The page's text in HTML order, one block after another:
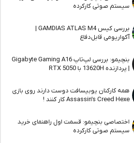
سیستم صوتی کارکرده
بررسی کیس GAMDIAS ATLAS M4 |
آکواریومی قابل‌دفاع
بنچیمو: بررسی لپ‌تاپ Gigabyte Gaming A16
| پردازنده 13620H با RTX 5050
همه کارکنان یوبیسافت دوست دارند روی بازی
Assassin’s Creed Hexe کار کنند !
اختصاصی بنچیمو: قسمت اول راهنمای خرید
سیستم صوتی کارکرده